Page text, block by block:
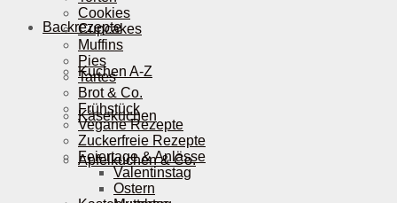
Backrezepte
Kuchen A-Z
Käsekuchen
Apfelkuchen & Co.
Cookies
Cupcakes
Muffins
Pies
Tartes
Brot & Co.
Frühstück
Vegane Rezepte
Zuckerfreie Rezepte
Feiertage & Anlässe
Valentinstag
Ostern